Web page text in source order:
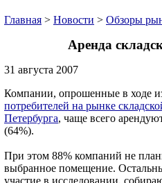
Главная > Новости > Обзоры
Аренда
31 августа 2007
Компании, опрошенные в ходе
потребителей на рынке
Петербурга, чаще всего
(64%).
При этом 88% компаний не
выбранное помещение.
участие в исследовании,